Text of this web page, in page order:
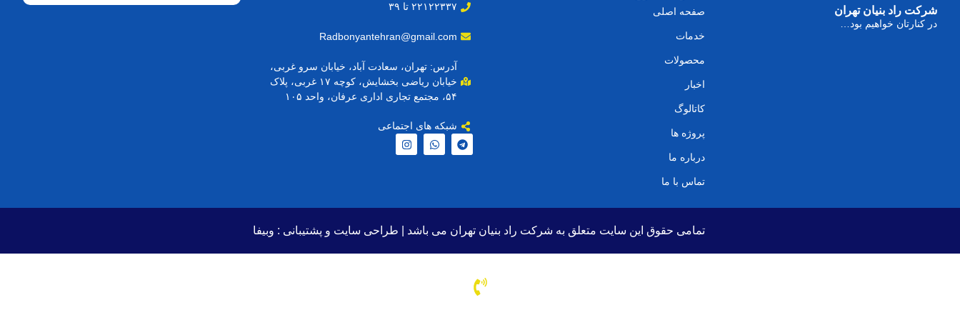
شرکت راد بنیان تهران
در کنارتان خواهیم بود…
صفحه اصلی
خدمات
محصولات
اخبار
کاتالوگ
پروژه ها
درباره ما
تماس با ما
۲۲۱۲۲۳۳۷ تا ۳۹
Radbonyantehran@gmail.com
آدرس: تهران، سعادت آباد، خیابان سرو غربی،
خیابان ریاضی بخشایش، کوچه ۱۷ غربی، پلاک
۵۴، مجتمع تجاری اداری عرفان، واحد ۱۰۵
شبکه های اجتماعی
تمامی حقوق این سایت متعلق به شرکت راد بنیان تهران می باشد | طراحی سایت و پشتیبانی : وبیفا